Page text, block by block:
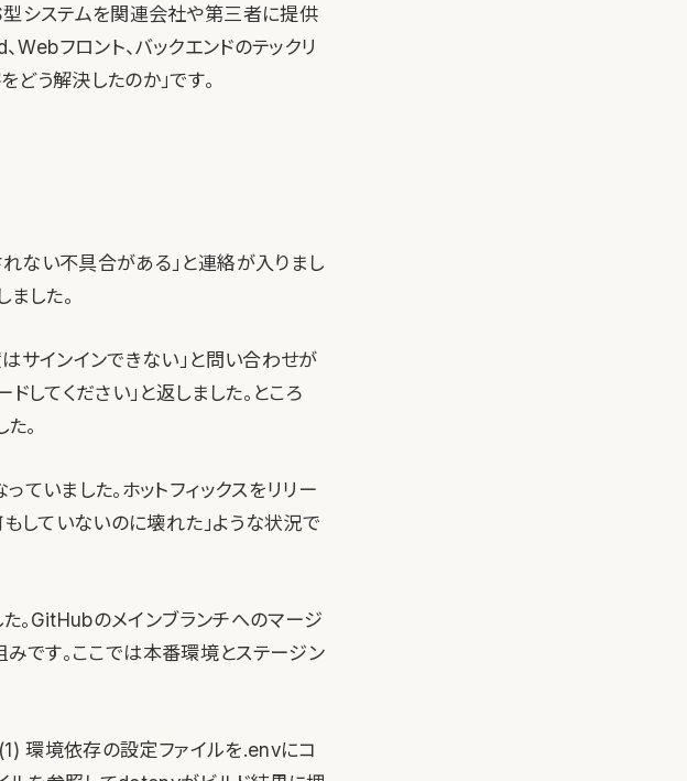
システムを関連会社や第三者に提供
フロント、バックエンドのテックリ
どう解決したのか」です。
ない不具合がある」と連絡が入りまし
ました。
サインインできない」と問い合わせが
してください」と返しました。ところ
。
いました。ホットフィックスをリリー
していないのに壊れた」ような状況で
。GitHubのメインブランチへのマージ
です。ここでは本番環境とステージン
環境依存の設定ファイルを.envにコ